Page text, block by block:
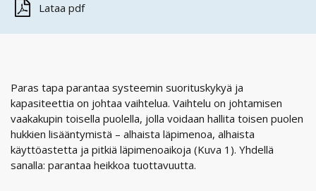
Lataa pdf
Paras tapa parantaa systeemin suorituskykyä ja
kapasiteettia on johtaa vaihtelua. Vaihtelu on johtamisen
vaakakupin toisella puolella, jolla voidaan hallita toisen puolen
hukkien lisääntymistä – alhaista läpimenoa, alhaista
käyttöastetta ja pitkiä läpimenoaikoja (Kuva 1). Yhdellä
sanalla: parantaa heikkoa tuottavuutta.